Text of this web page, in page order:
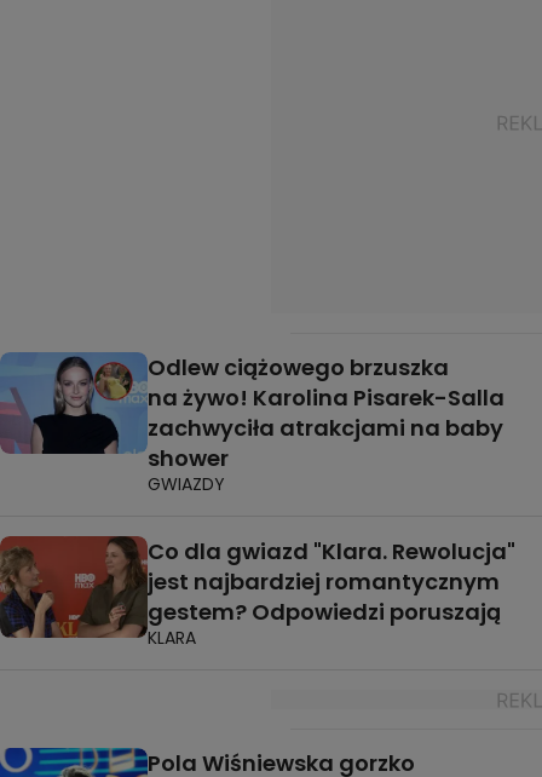
Odlew ciążowego brzuszka
na żywo! Karolina Pisarek-Salla
zachwyciła atrakcjami na baby
shower
GWIAZDY
Co dla gwiazd "Klara. Rewolucja"
jest najbardziej romantycznym
gestem? Odpowiedzi poruszają
KLARA
Pola Wiśniewska gorzko